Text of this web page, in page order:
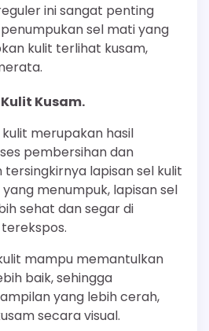
ini sangat penting
sel mati yang
kulit terlihat kusam,
Kusam.
merupakan hasil
pembersihan dan
tersingkirnya lapisan sel kulit
menumpuk, lapisan sel
sehat dan segar di
mampu memantulkan
baik, sehingga
yang lebih cerah,
secara visual.